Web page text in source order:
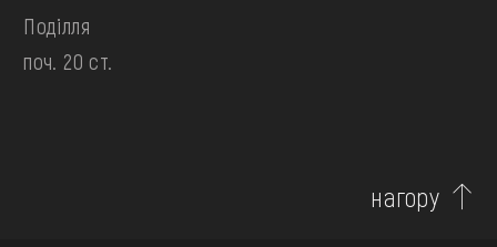
Поділля
поч. 20 ст.
нагору